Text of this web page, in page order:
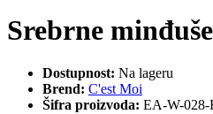
Srebrne
Dostupnost: Na lageru
Brend: C'est Moi
Šifra proizvoda: EA-W-